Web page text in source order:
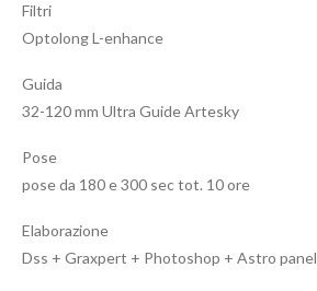
Filtri
Optolong L-enhance
Guida
32-120 mm Ultra Guide Artesky
Pose
pose da 180 e 300 sec tot. 10 ore
Elaborazione
Dss + Graxpert + Photoshop + Astro panel